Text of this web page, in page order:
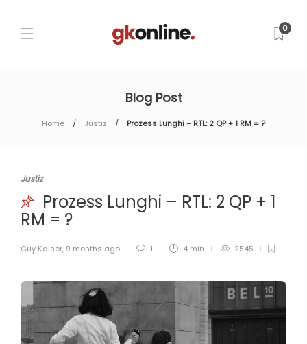
0
Blog Post
Home Justiz Prozess Lunghi – RTL: 2 QP + 1 RM = ?
Justiz
Prozess Lunghi – RTL: 2 QP + 1
RM = ?
Guy Kaiser, 9 months ago 1 4 min 2545